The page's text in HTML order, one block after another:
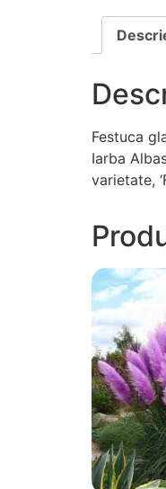
Festuca
Iarba
varietate,